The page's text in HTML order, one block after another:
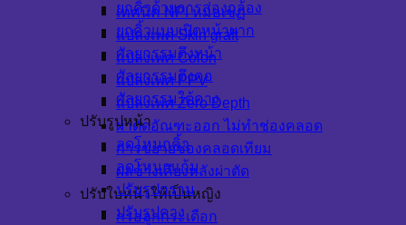
เทคนิค NPI หมอเชฏ
แปลงเพศ Skin graft
แปลงเพศ Colon
แปลงเพศ PPV
แปลงเพศ Zero Depth
ผ่าตัดอัณฑะออก ไม่ทำช่องคลอด
การขยายช่องคลอดเทียม
ผลข้างเคียงหลังผ่าตัด
ปรับใบหน้าให้เป็นหญิง
กรอลูกกระเดือก
ยกคิ้วด้วยการส่องกล้อง
ยกคิ้วแบบเปิดหน้าผาก
ศัลยกรรมดึงหน้า
ศัลยกรรมดึงคอ
ศัลยกรรมใต้คาง
ปรับรูปหน้า
ลดโหนกคิ้ว
ลดโหนกแก้ม
ปรับรูปกราม
ปรับรูปคาง